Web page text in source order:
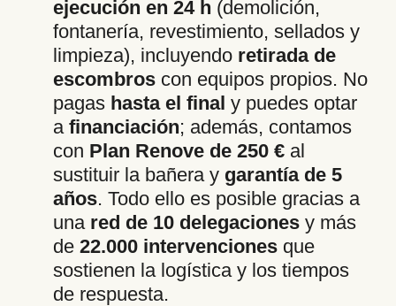
ejecución en 24 h (demolición,
fontanería, revestimiento, sellados y
limpieza), incluyendo retirada de
escombros con equipos propios. No
pagas hasta el final y puedes optar
a financiación; además, contamos
con Plan Renove de 250 € al
sustituir la bañera y garantía de 5
años. Todo ello es posible gracias a
una red de 10 delegaciones y más
de 22.000 intervenciones que
sostienen la logística y los tiempos
de respuesta.